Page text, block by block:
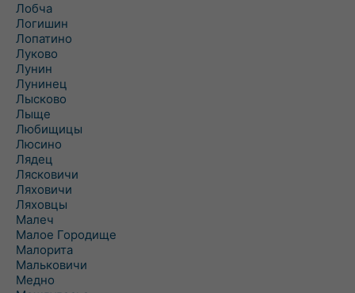
Лобча
Логишин
Лопатино
Луково
Лунин
Лунинец
Лысково
Лыще
Любищицы
Люсино
Лядец
Лясковичи
Ляховичи
Ляховцы
Малеч
Малое Городище
Малорита
Мальковичи
Медно